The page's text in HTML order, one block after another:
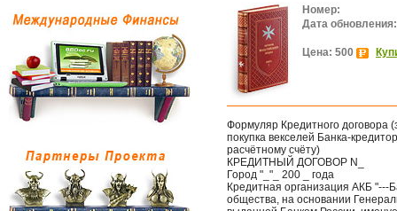
Номер:
Дата обновления:
Цена: 500
Формуляр Кредитного договора
покупка векселей Банка-
расчётному счёту)
КРЕДИТНЫЙ ДОГОВОР N_
Город "_"_ 200 _ года
Кредитная организация АКБ "---
общества, на основании